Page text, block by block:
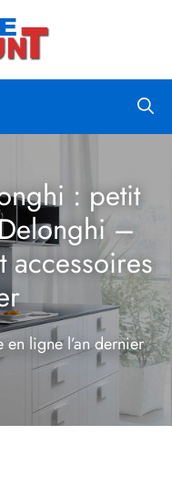
: petit
–
accessoires
en lignel’an dernier